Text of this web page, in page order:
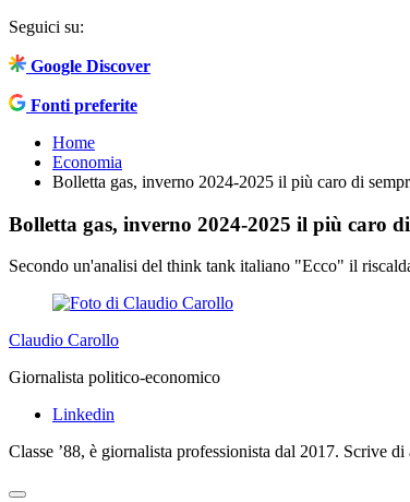
Seguici su:
Google Discover
Fonti preferite
Home
Economia
Bolletta gas, inverno 2024-2025 il più caro di
Bolletta gas, inverno 2024-2025 il più caro
Secondo un'analisi del think tank italiano "Ecco" il
Claudio Carollo
Giornalista politico-economico
Linkedin
Classe ’88, è giornalista professionista dal 2017. Scrive